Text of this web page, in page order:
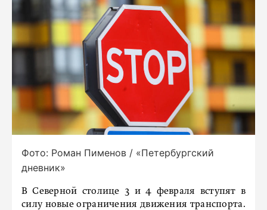
Фото: Роман Пименов / «Петербургский
дневник»
В Северной столице 3 и 4 февраля вступят в
силу новые ограничения движения транспорта.